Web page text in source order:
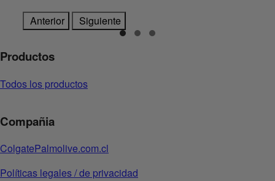
Anterior Siguiente
Productos
Todos los productos
Compañia
ColgatePalmolive.com.cl
Políticas legales / de privacidad